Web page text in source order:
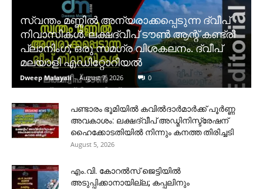
സ്വന്തം മണ്ണിൽ അന്യരാക്കപ്പെടുന്ന ദ്വീപ്
നിവാസികൾ. ലക്ഷദ്വീപ് ടൗൺ ആന്റ് കണ്ട്രി
പ്ലാനിംഗ്; ഒരു സമഗ്ര വിശകലനം. ദ്വീപ്
മലയാളി എഡിറ്റോറിയൽ
Dweep Malayali - August 7, 2026 0
പണ്ടാരം ഭൂമിയിൽ കവിൽദാർമാർക്ക് പൂർണ്ണ
അവകാശം: ലക്ഷദ്വീപ് അഡ്മിനിസ്ട്രേഷന്
ഹൈക്കോടതിയിൽ നിന്നും കനത്ത തിരിച്ചടി
August 5, 2026
​എം.വി. കോറൽസ് ജെട്ടിയിൽ
അടുപ്പിക്കാനായില്ല; കപ്പലിനും